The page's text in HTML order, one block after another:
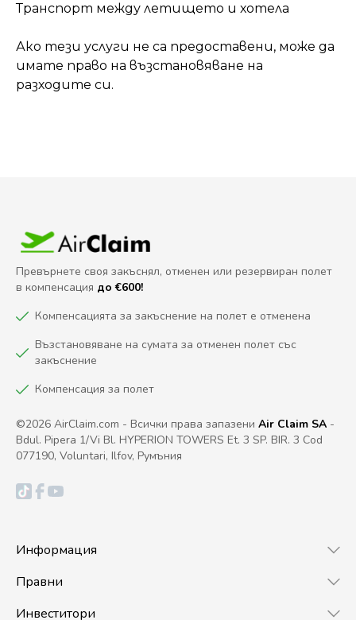
Транспорт между летището и хотела
Ако тези услуги не са предоставени, може да
имате право на възстановяване на
разходите си.
Превърнете своя закъснял, отменен или резервиран полет
в компенсация до €600!
Компенсацията за закъснение на полет е отменена
Възстановяване на сумата за отменен полет със
закъснение
Компенсация за полет
©2026 AirClaim.com - Всички права запазени Air Claim SA -
Bdul. Pipera 1/Vi Bl. HYPERION TOWERS Et. 3 SP. BIR. 3 Cod
077190, Voluntari, Ilfov, Румъния
Информация
Правни
Инвеститори